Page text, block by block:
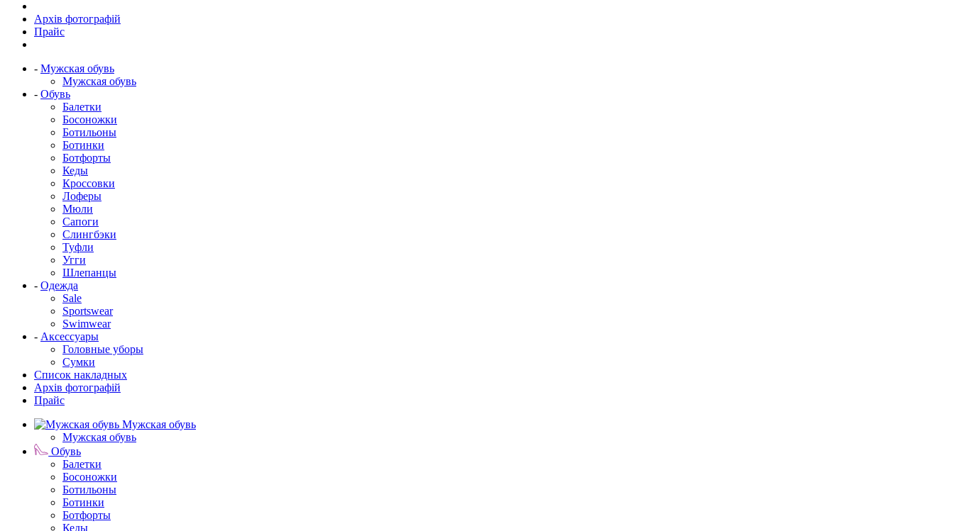
Архів фотографій
Прайс
- Мужская обувь
Мужская обувь
- Обувь
Балетки
Босоножки
Ботильоны
Ботинки
Ботфорты
Кеды
Кроссовки
Лоферы
Мюли
Сапоги
Слингбэки
Туфли
Угги
Шлепанцы
- Одежда
Sale
Sportswear
Swimwear
- Аксессуары
Головные уборы
Сумки
Список накладных
Архів фотографій
Прайс
Мужская обувь
Мужская обувь
Обувь
Балетки
Босоножки
Ботильоны
Ботинки
Ботфорты
Кеды